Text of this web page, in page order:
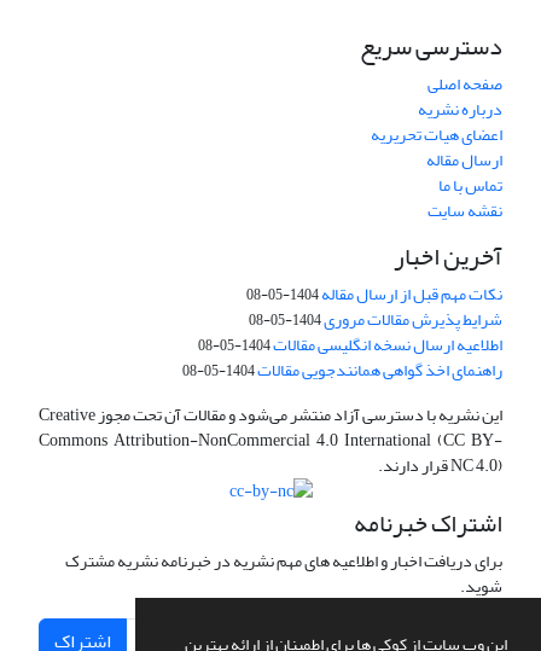
این وب سایت از کوکی ها برای اطمینان از ارائه بهترین
دسترسی سریع
صفحه اصلی
درباره نشریه
اعضای هیات تحریریه
ارسال مقاله
تماس با ما
نقشه سایت
آخرین اخبار
نکات مهم قبل از ارسال مقاله1404-05-08
شرایط پذیرش مقالات مروری1404-05-08
اطلاعیه ارسال نسخه انگلیسی مقالات1404-05-08
راهنمای اخذ گواهی همانندجویی مقالات1404-05-08
این نشریه با دسترسی آزاد منتشر می‌شود و مقالات آن تحت مجوز Creative
Commons Attribution-NonCommercial 4.0 International (CC BY-
NC 4.0) قرار دارند.
اشتراک خبرنامه
برای دریافت اخبار و اطلاعیه های مهم نشریه در خبرنامه نشریه مشترک
شوید.
اشتراک